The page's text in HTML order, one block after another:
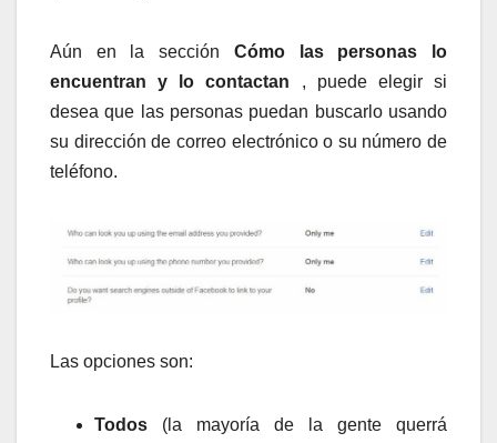
Aún en la sección Cómo las personas lo
encuentran y lo contactan , puede elegir si
desea que las personas puedan buscarlo usando
su dirección de correo electrónico o su número de
teléfono.
Las opciones son:
Todos (la mayoría de la gente querrá